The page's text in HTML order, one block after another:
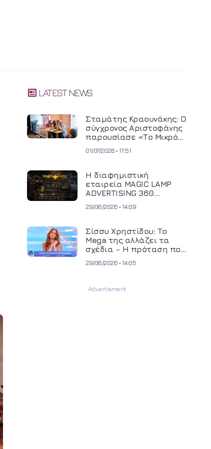
LATEST NEWS
Σταμάτης Κραουνάκης: Ο
σύγχρονος Αριστοφάνης
παρουσίασε «Το Μικρό
01/07/2026 • 17:51
Η διαφημιστική
εταιρεία MAGIC LAMP
ADVERTISING 360
κινηματογραφική
και ανεβάζει τον πήχη
στην παραγωγή
οπτικοακουστικού
περιεχομένου
29/06/2026 • 14:09
Σίσσυ Χρηστίδου: Το
Mega της αλλάζει τα
σχέδια – Η πρόταση που
29/06/2026 • 14:05